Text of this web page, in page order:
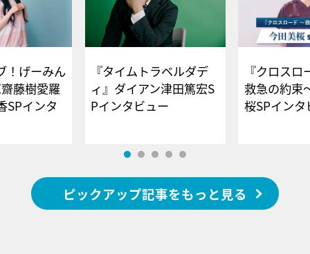
！げーみん
藤樹愛羅
SPインタ
『タイムトラベルダデ
ィ』ダイアン津田篤宏S
Pインタビュー
『クロス
救急の約束
桜SPイ
ピックアップ記事をもっと見る